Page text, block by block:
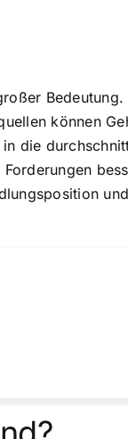
können
die